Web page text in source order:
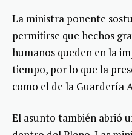
La ministra ponente
permitirse que hechos
humanos queden en la
tiempo, por lo que la
como el de la Guardería
El asunto también abrió